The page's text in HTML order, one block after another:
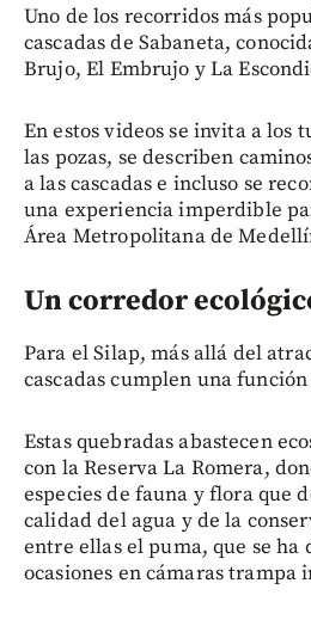
Uno de los recorridos más
cascadas de Sabaneta,
Brujo, El Embrujo y La
En estos videos se invita a los
las pozas, se describen
a las cascadas e incluso se
una experiencia imperdible
Área Metropolitana de
Un corredor
Para el Silap, más allá del
cascadas cumplen una
Estas quebradas abastecen
con la Reserva La Romera,
especies de fauna y flora que
calidad del agua y de la
entre ellas el puma, que se ha
ocasiones en cámaras trampa